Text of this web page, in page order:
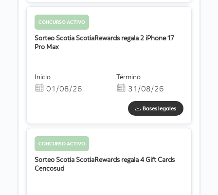
CONCURSO ACTIVO
Sorteo Scotia ScotiaRewards regala 2 iPhone 17
Pro Max
Inicio
01/08/26
Término
31/08/26
Bases legales
CONCURSO ACTIVO
Sorteo Scotia ScotiaRewards regala 4 Gift Cards
Cencosud